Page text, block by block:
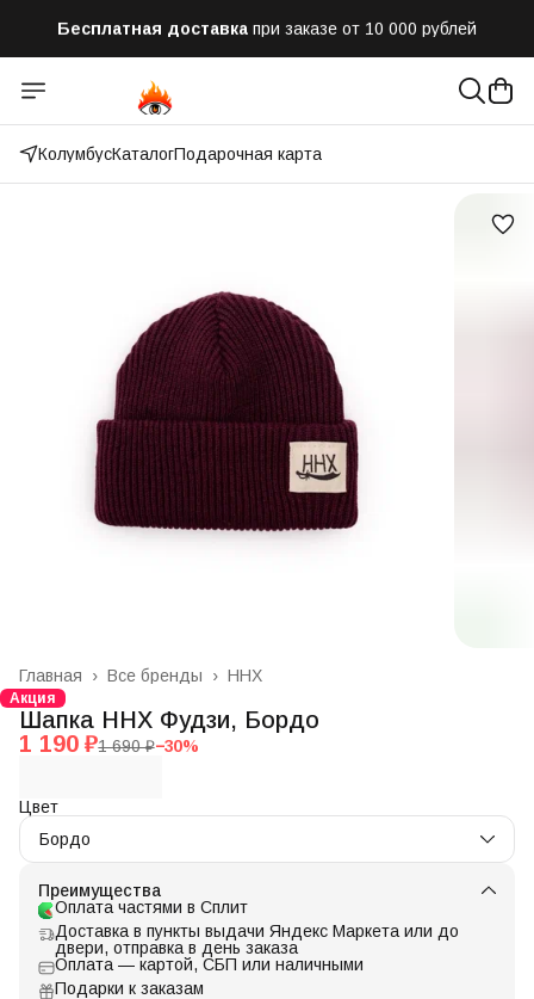
при заказе от 10 000 рублей
после оформления
КолумбусКаталогПодарочная карта
ННХ
Все бренды ›
Главная ›
Акция
Шапка ННХ Фудзи, Бордо
1 190 ₽1 690 ₽−30%
Цвет
Бордо
Преимущества
Оплата частями в Сплит
Доставка в пункты выдачи Яндекс Маркета или до
двери, отправка в день заказа
Оплата — картой, СБП или наличными
Подарки к заказам